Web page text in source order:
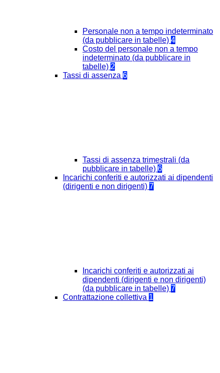
Personale non a tempo indeterminato
(da pubblicare in tabelle) 4
Costo del personale non a tempo
indeterminato (da pubblicare in
tabelle) 2
Tassi di assenza 6
Tassi di assenza trimestrali (da
pubblicare in tabelle) 6
Incarichi conferiti e autorizzati ai dipendenti
(dirigenti e non dirigenti) 7
Incarichi conferiti e autorizzati ai
dipendenti (dirigenti e non dirigenti)
(da pubblicare in tabelle) 7
Contrattazione collettiva 1